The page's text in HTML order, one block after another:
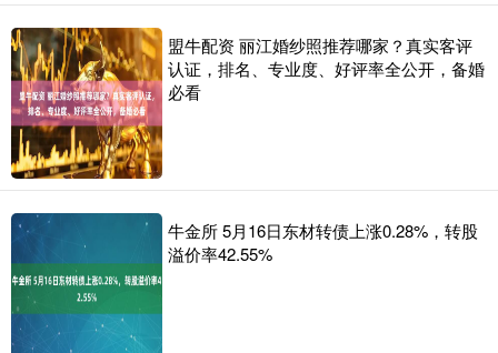
盟牛配资 丽江婚纱照推荐哪家？真实客评
认证，排名、专业度、好评率全公开，备婚
必看
牛金所 5月16日东材转债上涨0.28%，转股
溢价率42.55%